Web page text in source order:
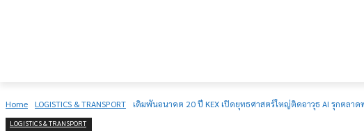
Home LOGISTICS & TRANSPORT เดิมพันอนาคต 20 ปี KEX เปิดยุทธศาสตร์ใหญ่ติดอาวุธ AI รุกตลา
LOGISTICS & TRANSPORT